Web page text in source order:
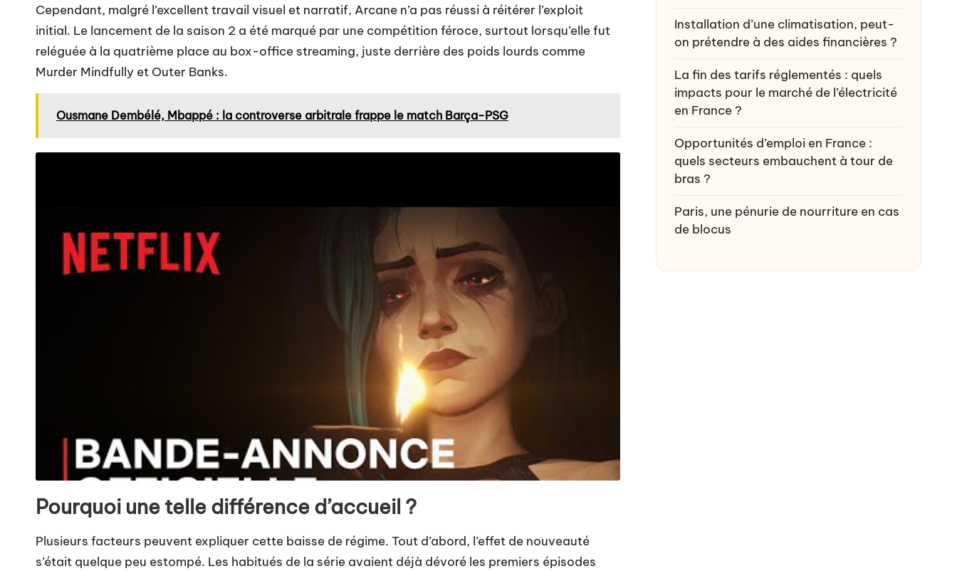
Cependant, malgré l’excellent travail visuel et narratif, Arcane n’a pas réussi à réitérer l’exploit
initial. Le lancement de la saison 2 a été marqué par une compétition féroce, surtout lorsqu’elle fut
reléguée à la quatrième place au box-office streaming, juste derrière des poids lourds comme
Murder Mindfully et Outer Banks.
Ousmane Dembélé, Mbappé : la controverse arbitrale frappe le match Barça-PSG
Pourquoi une telle différence d’accueil ?
Plusieurs facteurs peuvent expliquer cette baisse de régime. Tout d’abord, l’effet de nouveauté
s’était quelque peu estompé. Les habitués de la série avaient déjà dévoré les premiers épisodes
Installation d’une climatisation, peut-
on prétendre à des aides financières ?
La fin des tarifs réglementés : quels
impacts pour le marché de l’électricité
en France ?
Opportunités d’emploi en France :
quels secteurs embauchent à tour de
bras ?
Paris, une pénurie de nourriture en cas
de blocus